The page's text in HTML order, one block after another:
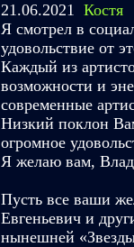
21.06.2021 Костя
Я смотрел в
удовольствие от
Каждый из
возможности и
современные
Низкий поклон
огромное
Я желаю вам,
Пусть все ваши
Евгеньевич и
нынешней